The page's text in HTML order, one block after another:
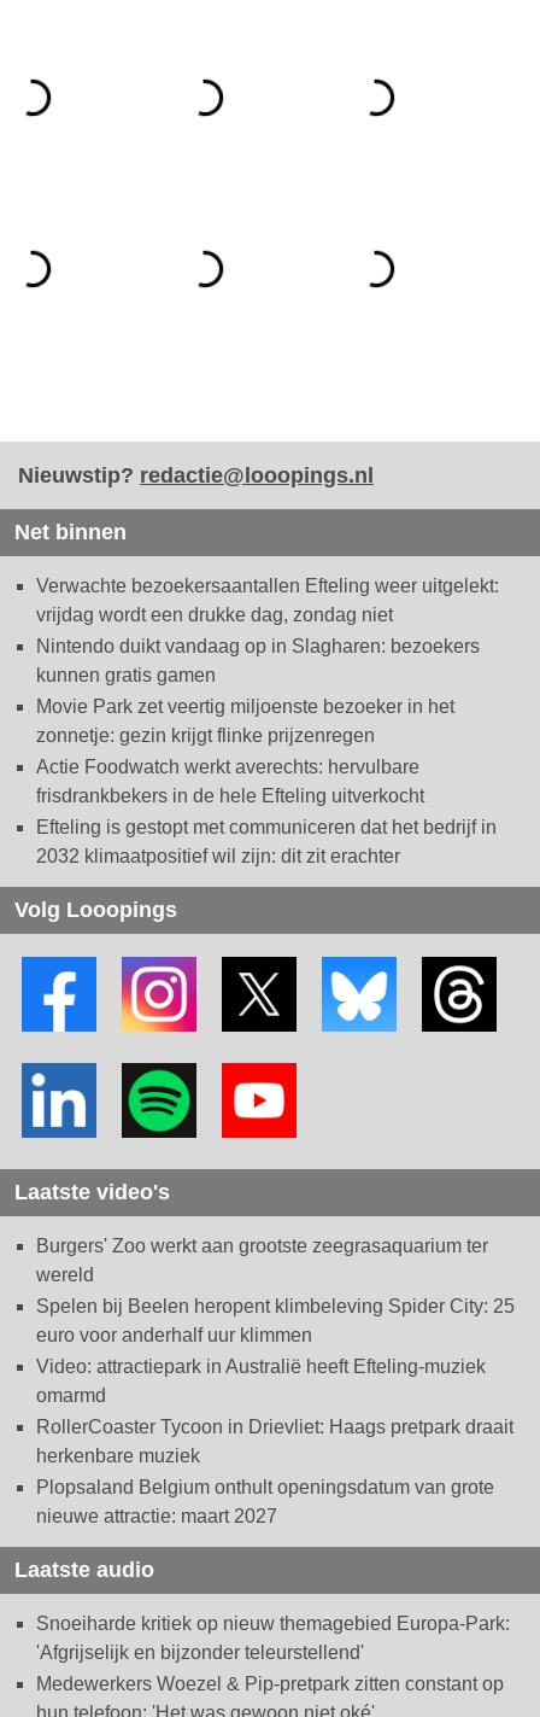
Nieuwstip? redactie@looopings.nl
Net binnen
Verwachte bezoekersaantallen Efteling weer uitgelekt:
vrijdag wordt een drukke dag, zondag niet
Nintendo duikt vandaag op in Slagharen: bezoekers
kunnen gratis gamen
Movie Park zet veertig miljoenste bezoeker in het
zonnetje: gezin krijgt flinke prijzenregen
Actie Foodwatch werkt averechts: hervulbare
frisdrankbekers in de hele Efteling uitverkocht
Efteling is gestopt met communiceren dat het bedrijf in
2032 klimaatpositief wil zijn: dit zit erachter
Volg Looopings
Laatste video's
Burgers' Zoo werkt aan grootste zeegrasaquarium ter
wereld
Spelen bij Beelen heropent klimbeleving Spider City: 25
euro voor anderhalf uur klimmen
Video: attractiepark in Australië heeft Efteling-muziek
omarmd
RollerCoaster Tycoon in Drievliet: Haags pretpark draait
herkenbare muziek
Plopsaland Belgium onthult openingsdatum van grote
nieuwe attractie: maart 2027
Laatste audio
Snoeiharde kritiek op nieuw themagebied Europa-Park:
'Afgrijselijk en bijzonder teleurstellend'
Medewerkers Woezel & Pip-pretpark zitten constant op
hun telefoon: 'Het was gewoon niet oké'